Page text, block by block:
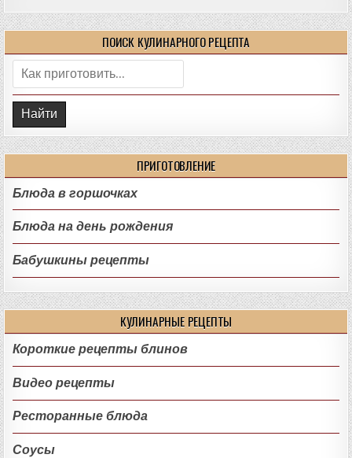
ПОИСК КУЛИНАРНОГО РЕЦЕПТА
Поиск:
ПРИГОТОВЛЕНИЕ
Блюда в горшочках
Блюда на день рождения
Бабушкины рецепты
КУЛИНАРНЫЕ РЕЦЕПТЫ
Короткие рецепты блинов
Видео рецепты
Ресторанные блюда
Соусы